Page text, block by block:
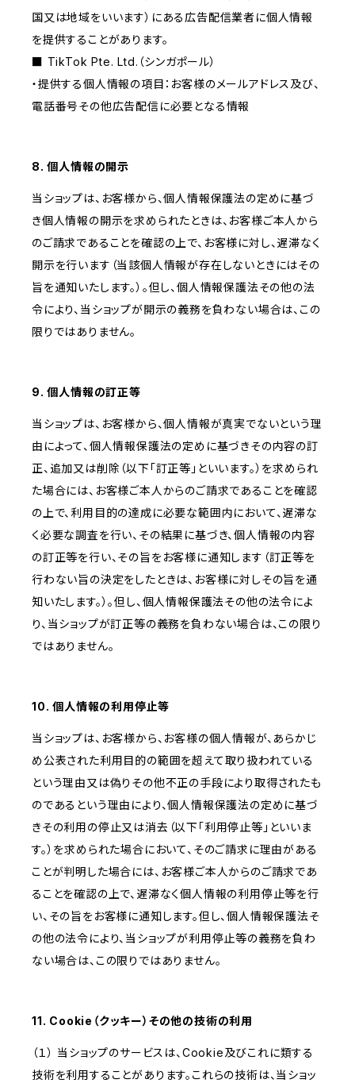
国又は地域をいいます）にある広告配信業者に個人情報
を提供することがあります。
■ TikTok Pte. Ltd.（シンガポール）
・提供する個人情報の項目：お客様のメールアドレス及び、
電話番号その他広告配信に必要となる情報
8. 個人情報の開示
当ショップは、お客様から、個人情報保護法の定めに基づ
き個人情報の開示を求められたときは、お客様ご本人から
のご請求であることを確認の上で、お客様に対し、遅滞なく
開示を行います（当該個人情報が存在しないときにはその
旨を通知いたします。）。但し、個人情報保護法その他の法
令により、当ショップが開示の義務を負わない場合は、この
限りではありません。
9. 個人情報の訂正等
当ショップは、お客様から、個人情報が真実でないという理
由によって、個人情報保護法の定めに基づきその内容の訂
正、追加又は削除（以下「訂正等」といいます。）を求められ
た場合には、お客様ご本人からのご請求であることを確認
の上で、利用目的の達成に必要な範囲内において、遅滞な
く必要な調査を行い、その結果に基づき、個人情報の内容
の訂正等を行い、その旨をお客様に通知します（訂正等を
行わない旨の決定をしたときは、お客様に対しその旨を通
知いたします。）。但し、個人情報保護法その他の法令によ
り、当ショップが訂正等の義務を負わない場合は、この限り
ではありません。
10. 個人情報の利用停止等
当ショップは、お客様から、お客様の個人情報が、あらかじ
め公表された利用目的の範囲を超えて取り扱われている
という理由又は偽りその他不正の手段により取得されたも
のであるという理由により、個人情報保護法の定めに基づ
きその利用の停止又は消去（以下「利用停止等」といいま
す。）を求められた場合において、そのご請求に理由がある
ことが判明した場合には、お客様ご本人からのご請求であ
ることを確認の上で、遅滞なく個人情報の利用停止等を行
い、その旨をお客様に通知します。但し、個人情報保護法そ
の他の法令により、当ショップが利用停止等の義務を負わ
ない場合は、この限りではありません。
11. Cookie（クッキー）その他の技術の利用
（１） 当ショップのサービスは、Cookie及びこれに類する
技術を利用することがあります。これらの技術は、当ショッ